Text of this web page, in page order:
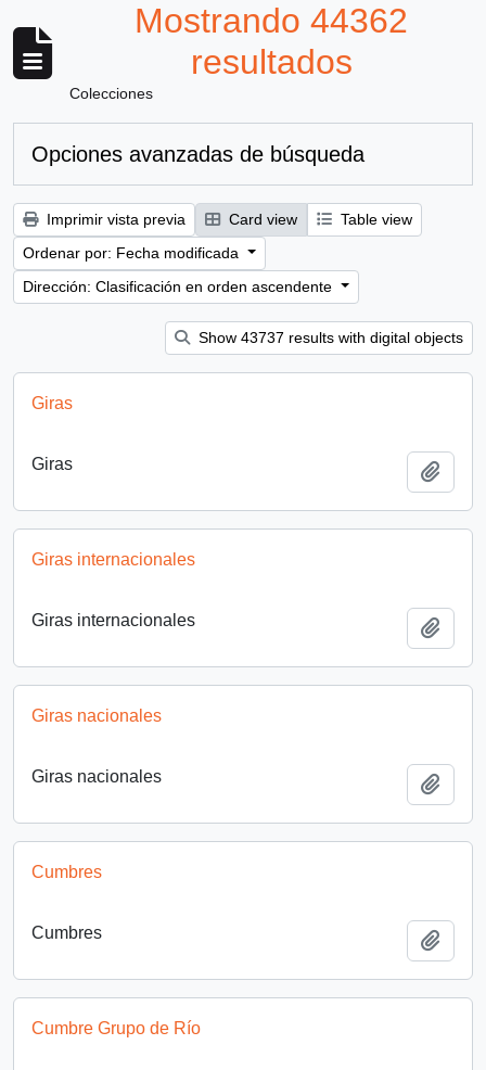
Mostrando 44362
resultados
Colecciones
Opciones avanzadas de búsqueda
Imprimir vista previa Card view
Table view
Ordenar por: Fecha modificada
Dirección: Clasificación en orden ascendente
Show 43737 results with digital objects
Giras
Giras
Giras internacionales
Giras internacionales
Giras nacionales
Giras nacionales
Cumbres
Cumbres
Cumbre Grupo de Río